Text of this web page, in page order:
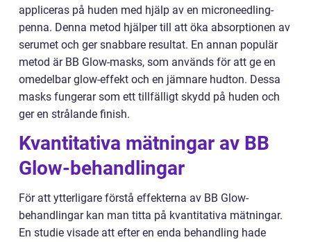
appliceras på huden med hjälp av en microneedling-
penna. Denna metod hjälper till att öka absorptionen av
serumet och ger snabbare resultat. En annan populär
metod är BB Glow-masks, som används för att ge en
omedelbar glow-effekt och en jämnare hudton. Dessa
masks fungerar som ett tillfälligt skydd på huden och
ger en strålande finish.
Kvantitativa mätningar av BB
Glow-behandlingar
För att ytterligare förstå effekterna av BB Glow-
behandlingar kan man titta på kvantitativa mätningar.
En studie visade att efter en enda behandling hade